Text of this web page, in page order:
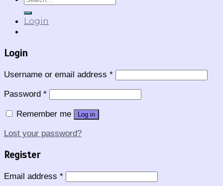
Login
Login
Username or email address *
Password *
Remember me
Log in
Lost your password?
Register
Email address *